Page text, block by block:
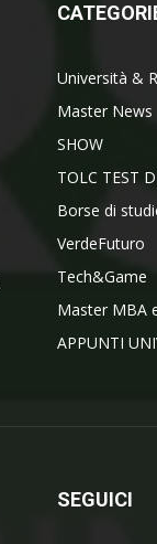
Università &
Master News
SHOW
TOLC TEST
Borse di
VerdeFuturo
Tech&Game
Master MBA
APPUNTI
SEGUICI